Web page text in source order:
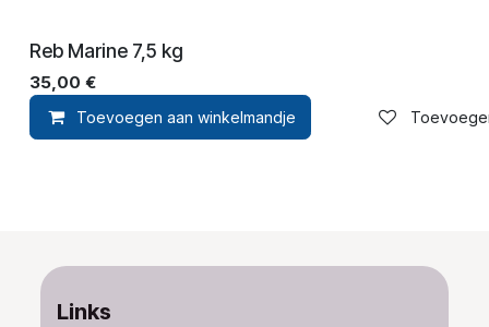
Reb Marine 7,5 kg
35,00 €
Toevoegen aan winkelmandje
Links